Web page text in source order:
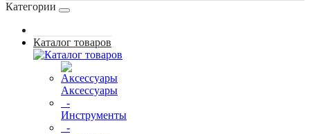
Категории
Каталог товаров
Аксессуары
-
Инструменты
-